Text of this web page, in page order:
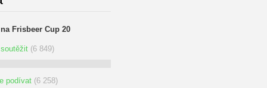
Frisbeer Cup 20
(6 849)
podívat (6 258)